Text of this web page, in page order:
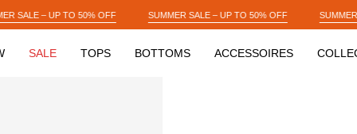
SUMMER SALE – UP TO 50% OFF SUMMER SALE – UP TO 50% OFF
SALE TOPS BOTTOMS ACCESSOIRES